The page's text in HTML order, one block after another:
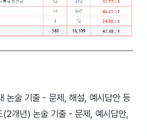
술 기출 - 문제, 해설, 예시답안 등
개년) 논술 기출 - 문제, 예시답안,